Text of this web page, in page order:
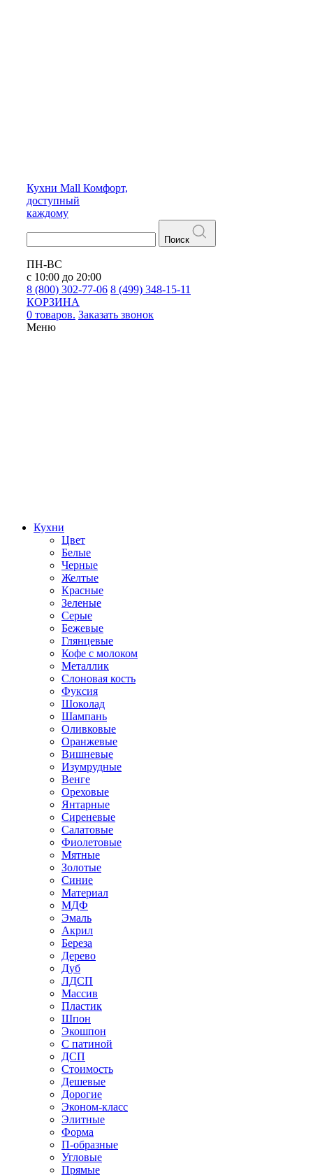
Кухни Mall Комфорт,
доступный
каждому
Поиск
ПН-ВС
с 10:00 до 20:00
8 (800) 302-77-06 8 (499) 348-15-11
КОРЗИНА
0 товаров. Заказать звонок
Меню
Кухни
Цвет
Белые
Черные
Желтые
Красные
Зеленые
Серые
Бежевые
Глянцевые
Кофе с молоком
Металлик
Слоновая кость
Фуксия
Шоколад
Шампань
Оливковые
Оранжевые
Вишневые
Изумрудные
Венге
Ореховые
Янтарные
Сиреневые
Салатовые
Фиолетовые
Мятные
Золотые
Синие
Материал
МДФ
Эмаль
Акрил
Береза
Дерево
Дуб
ЛДСП
Массив
Пластик
Шпон
Экошпон
С патиной
ДСП
Стоимость
Дешевые
Дорогие
Эконом-класс
Элитные
Форма
П-образные
Угловые
Прямые